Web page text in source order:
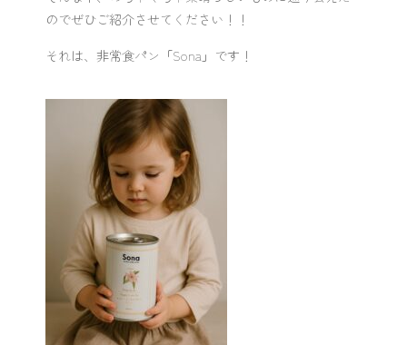
のでぜひご紹介させてください！！
それは、 非常食パン「Sona」 です！